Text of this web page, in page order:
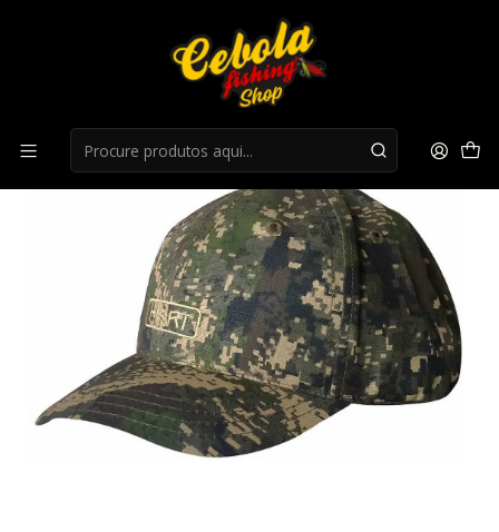
Boné Hart Ibero Pixel Forest